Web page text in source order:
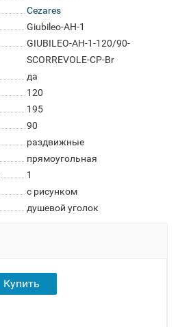
Cezares
Giubileo-AH-1
GIUBILEO-AH-1-120/90-
SCORREVOLE-CP-Br
да
120
195
90
раздвижные
прямоугольная
1
с рисунком
душевой уголок
Купить